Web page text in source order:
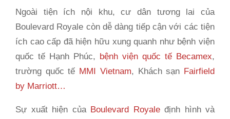
Ngoài tiện ích nội khu, cư dân tương lai của
Boulevard Royale còn dễ dàng tiếp cận với các tiện
ích cao cấp đã hiện hữu xung quanh như bệnh viện
quốc tế Hạnh Phúc, bệnh viện quốc tế Becamex,
trường quốc tế MMI Vietnam, Khách sạn Fairfield
by Marriott…
Sự xuất hiện của Boulevard Royaleđịnh hình và